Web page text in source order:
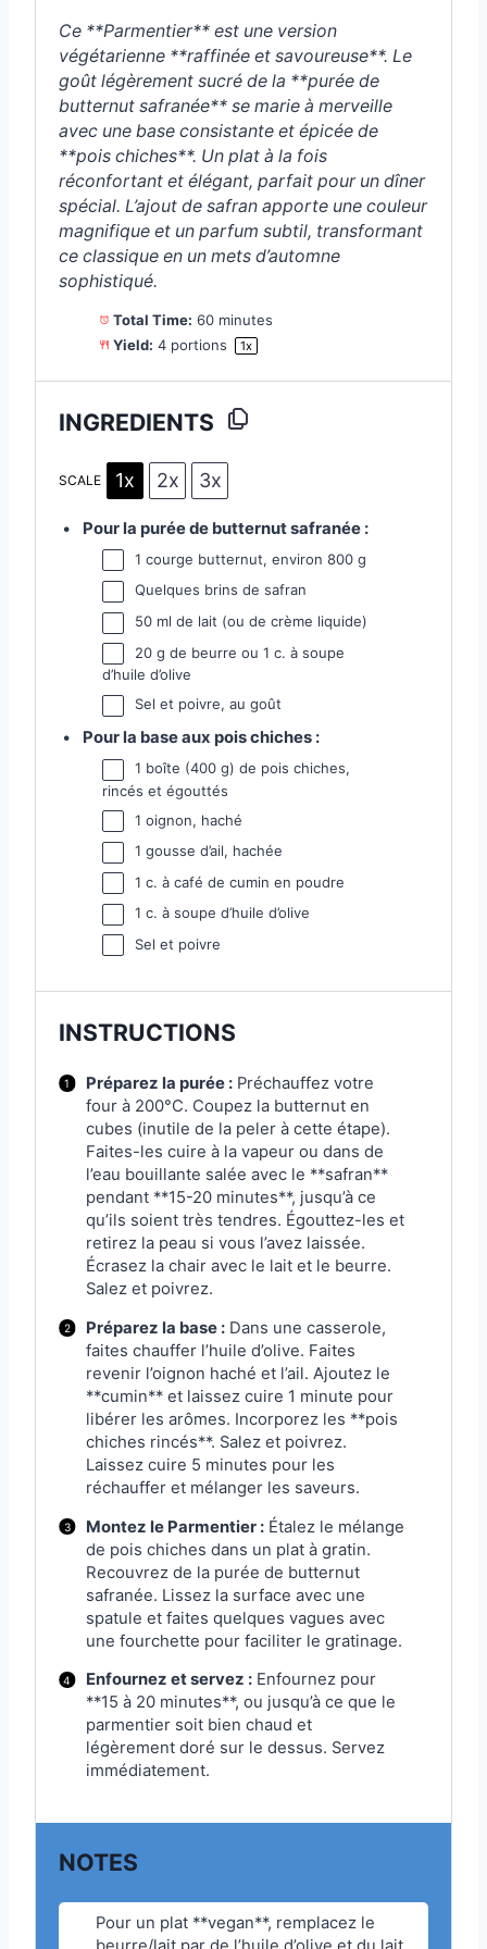
s
s
s
Ce **Parmentier** est une version
végétarienne **raffinée et savoureuse**. Le
goût légèrement sucré de la **purée de
butternut safranée** se marie à merveille
avec une base consistante et épicée de
**pois chiches**. Un plat à la fois
réconfortant et élégant, parfait pour un dîner
spécial. L’ajout de safran apporte une couleur
magnifique et un parfum subtil, transformant
ce classique en un mets d’automne
sophistiqué.
Total Time: 60 minutes
Yield: 4portions 1x
INGREDIENTS
SCALE 1x 2x 3x
Pour la purée de butternut safranée :
1 courge butternut, environ 800 g
Quelques brins de safran
50 ml de lait (ou de crème liquide)
20 g de beurre ou 1 c. à soupe
d’huile d’olive
Sel et poivre, au goût
Pour la base aux pois chiches :
1 boîte (400 g) de pois chiches,
rincés et égouttés
1 oignon, haché
1 gousse d’ail, hachée
1 c. à café de cumin en poudre
1 c. à soupe d’huile d’olive
Sel et poivre
INSTRUCTIONS
Préparez la purée :Préchauffez votre
four à 200°C. Coupez la butternut en
cubes (inutile de la peler à cette étape).
Faites-les cuire à la vapeur ou dans de
l’eau bouillante salée avec le **safran**
pendant **15-20 minutes**, jusqu’à ce
qu’ils soient très tendres. Égouttez-les et
retirez la peau si vous l’avez laissée.
Écrasez la chair avec le lait et le beurre.
Salez et poivrez.
Préparez la base :Dans une casserole,
faites chauffer l’huile d’olive. Faites
revenir l’oignon haché et l’ail. Ajoutez le
**cumin** et laissez cuire 1 minute pour
libérer les arômes. Incorporez les **pois
chiches rincés**. Salez et poivrez.
Laissez cuire 5 minutes pour les
réchauffer et mélanger les saveurs.
Montez le Parmentier :Étalez le mélange
de pois chiches dans un plat à gratin.
Recouvrez de la purée de butternut
safranée. Lissez la surface avec une
spatule et faites quelques vagues avec
une fourchette pour faciliter le gratinage.
Enfournez et servez :Enfournez pour
**15 à 20 minutes**, ou jusqu’à ce que le
parmentier soit bien chaud et
légèrement doré sur le dessus. Servez
immédiatement.
NOTES
Pour un plat **vegan**, remplacez le